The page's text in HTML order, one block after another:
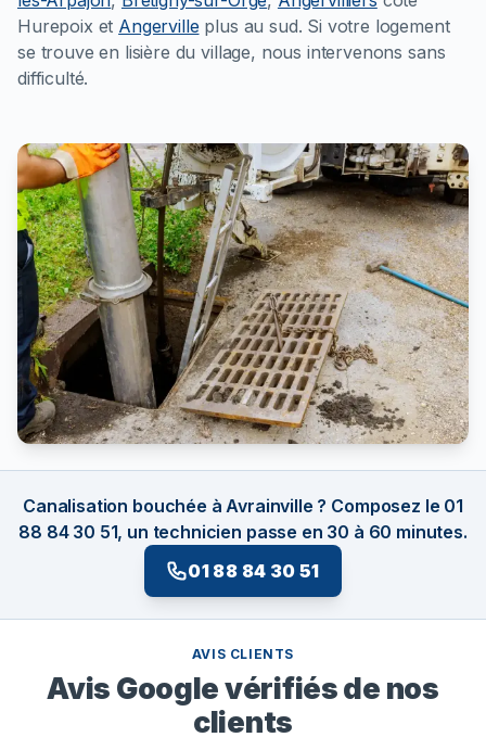
Hurepoix et Angervilleplus au sud. Si votre logement
se trouve en lisière du village, nous intervenons sans
difficulté.
Canalisation bouchée à Avrainville ? Composez le 01
88 84 30 51, un technicien passe en 30 à 60 minutes.
01 88 84 30 51
AVIS CLIENTS
Avis Google vérifiés de nos
clients